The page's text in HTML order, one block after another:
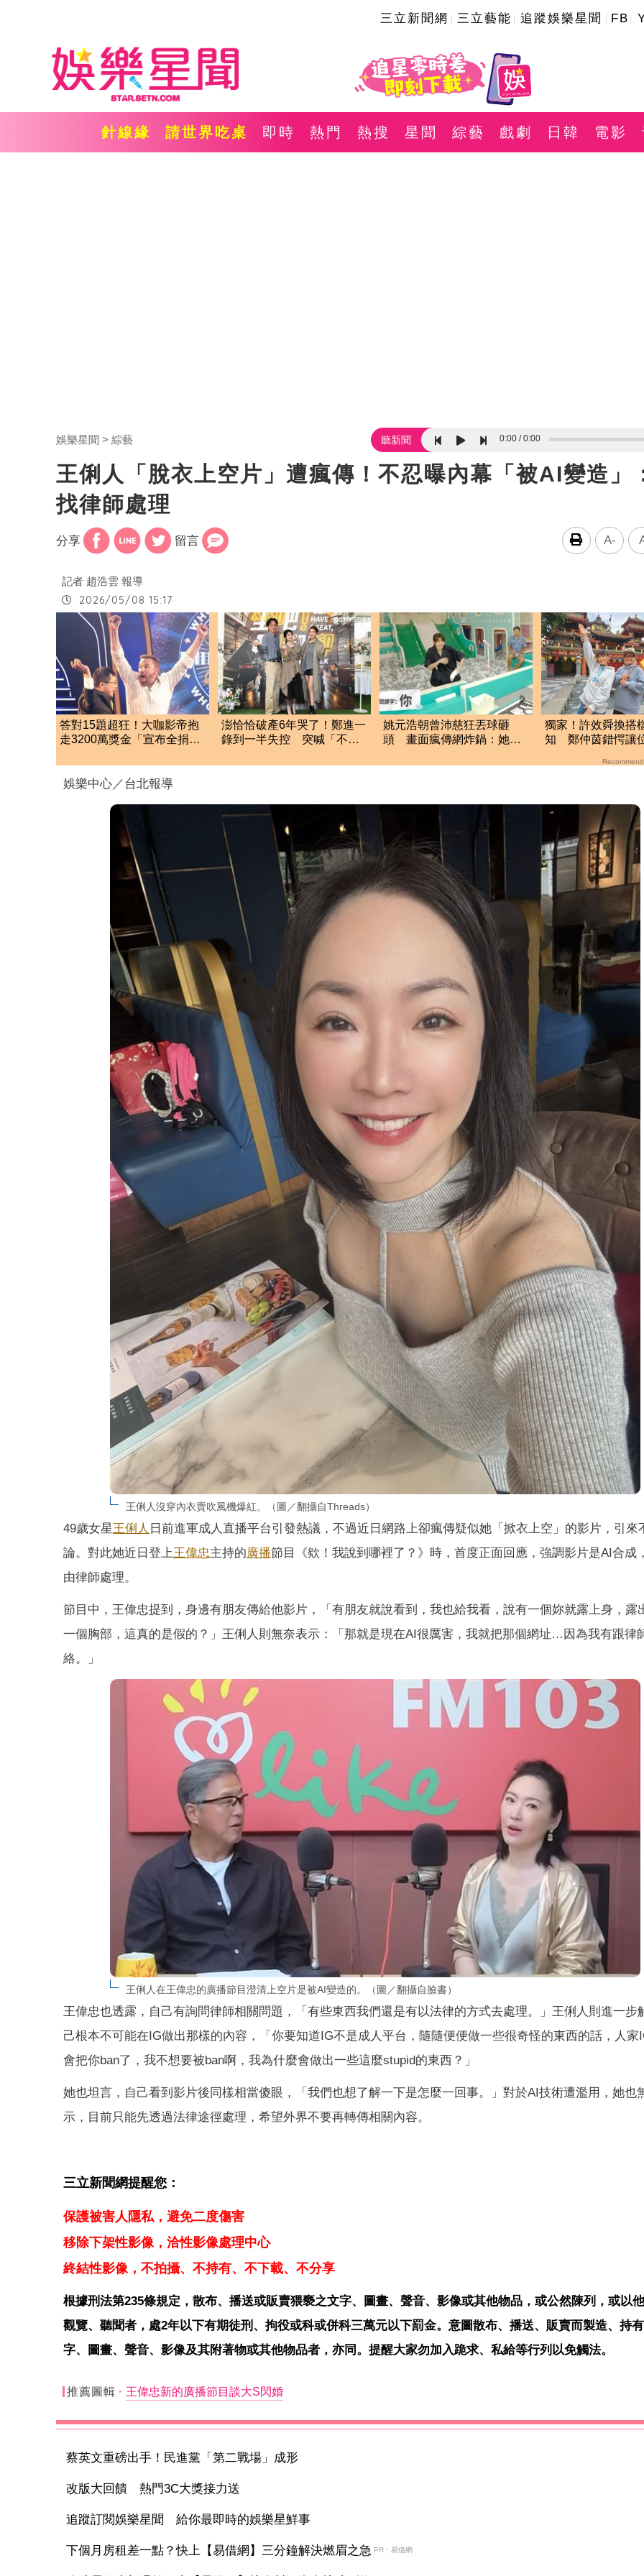
三立新聞網 三立藝能 追蹤娛樂星聞 FB
針線緣 請世界吃桌 即時 熱門 熱搜 星聞 綜藝 戲劇 日韓 電影
娛樂星聞 綜藝 聽新聞 0:00 0:00
王俐人「脫衣上空片」遭瘋傳！不忍曝內幕「被AI變造」
找律師處理
分享 留言 A-
記者 趙浩雲 報導
2026/05/08 15:17
答對15題超狂！大咖影帝抱
走3200萬獎金「宣布全捐
澎恰恰破產6年哭了！鄭進一
錄到一半失控 突喊「不錄
姚元浩朝曾沛慈狂丟球砸
頭 畫面瘋傳網炸鍋：她表
獨家！許效舜換搭
知 鄭仲茵錯愕讓
娛樂中心／台北報導
王俐人沒穿內衣賣吹風機爆紅。（圖／翻攝自Threads）
49歲女星王俐人 日前進軍成人直播平台引發熱議，不過近日網路上卻瘋傳疑似她「掀衣上空」的影片，引來
論。對此她近日登上王偉忠主持的廣播節目《欸！我說到哪裡了？》時，首度正面回應，強調影片是AI合成
由律師處理。
節目中，王偉忠提到，身邊有朋友傳給他影片，「有朋友就說看到，我也給我看，說有一個妳就露上身，露
一個胸部，這真的是假的？」王俐人則無奈表示：「那就是現在AI很厲害，我就把那個網址…因為我有跟律
絡。」
王俐人在王偉忠的廣播節目澄清上空片是被AI變造的。（圖／翻攝自臉書）
王偉忠也透露，自己有詢問律師相關問題，「有些東西我們還是有以法律的方式去處理。」王俐人則進一步
己根本不可能在IG做出那樣的內容，「你要知道IG不是成人平台，隨隨便便做一些很奇怪的東西的話，人家
會把你ban了，我不想要被ban啊，我為什麼會做出一些這麼stupid的東西？」
她也坦言，自己看到影片後同樣相當傻眼，「我們也想了解一下是怎麼一回事。」對於AI技術遭濫用，她也
示，目前只能先透過法律途徑處理，希望外界不要再轉傳相關內容。
三立新聞網提醒您：
保護被害人隱私，避免二度傷害
移除下架性影像，洽性影像處理中心
終結性影像，不拍攝、不持有、不下載、不分享
根據刑法第235條規定，散布、播送或販賣猥褻之文字、圖畫、聲音、影像或其他物品，或公然陳列，或以
觀覽、聽聞者，處2年以下有期徒刑、拘役或科或併科三萬元以下罰金。意圖散布、播送、販賣而製造、持
字、圖畫、聲音、影像及其附著物或其他物品者，亦同。提醒大家勿加入跪求、私給等行列以免觸法。
推薦圖輯 王偉忠新的廣播節目談大S閃婚
蔡英文重磅出手！民進黨「第二戰場」成形
改版大回饋 熱門3C大獎接力送
追蹤訂閱娛樂星聞 給你最即時的娛樂星鮮事
下個月房租差一點？快上【易借網】三分鐘解決燃眉之急 PR・易借網